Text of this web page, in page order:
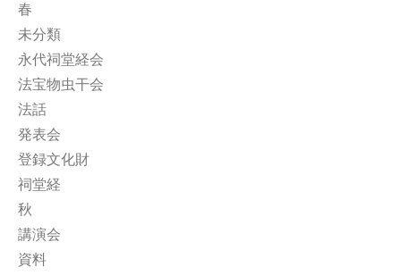
春
未分類
永代祠堂経会
法宝物虫干会
法話
発表会
登録文化財
祠堂経
秋
講演会
資料